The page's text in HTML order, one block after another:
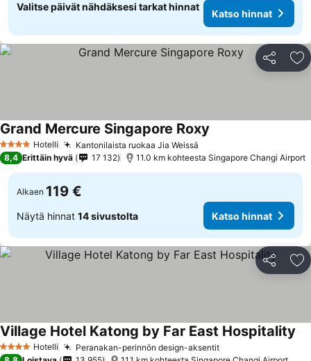
Valitse päivät nähdäksesi tarkat hinnat
Katso hinnat
Jaa
4 Tähtiluokitus
Hotelli Kantonilaista ruokaa Jia Weissä
Grand Mercure Singapore Roxy
8,4 Erittäin hyvä 17 132 11.0 km kohteesta Singapore Changi Airport
Alkaen 119 €
Näytä hinnat 14 sivustolta Katso hinnat
Jaa
4 Tähtiluokitus
Hotelli Peranakan-perinnön design-aksentit
Village Hotel Katong by Far East Hospitality